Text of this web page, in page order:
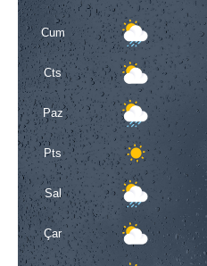
Cum
Cts
Paz
Pts
Sal
Çar